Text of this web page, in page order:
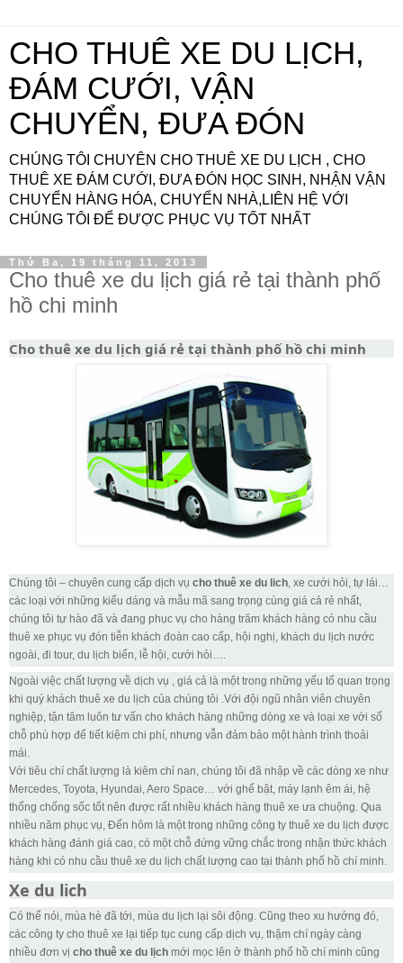
CHO THUÊ XE DU LỊCH,
ĐÁM CƯỚI, VẬN
CHUYỂN, ĐƯA ĐÓN
CHÚNG TÔI CHUYÊN CHO THUÊ XE DU LỊCH , CHO
THUÊ XE ĐÁM CƯỚI, ĐƯA ĐÓN HỌC SINH, NHẬN VẬN
CHUYỂN HÀNG HÓA, CHUYỂN NHÀ,LIÊN HỆ VỚI
CHÚNG TÔI ĐỂ ĐƯỢC PHỤC VỤ TỐT NHẤT
Thứ Ba, 19 tháng 11, 2013
Cho thuê xe du lịch giá rẻ tại thành phố
hồ chi minh
Cho thuê xe du lịch giá rẻ tại thành phố hồ chi minh
Chúng tôi – chuyên cung cấp dịch vụ cho thuê xe du lich, xe cưới hỏi, tự lái…
các loại với những kiểu dáng và mẫu mã sang trọng cùng giá cả rẻ nhất,
chúng tôi tự hào đã và đang phục vụ cho hàng trăm khách hàng có nhu cầu
thuê xe phục vụ đón tiễn khách đoàn cao cấp, hội nghị, khách du lịch nước
ngoài, đi tour, du lịch biển, lễ hội, cưới hỏi….
Ngoài việc chất lượng về dịch vụ , giá cả là một trong những yếu tố quan trọng
khi quý khách thuê xe du lịch của chúng tôi .Với đội ngũ nhân viên chuyên
nghiệp, tận tâm luôn tư vấn cho khách hàng những dòng xe và loại xe với số
chỗ phù hợp để tiết kiệm chi phí, nhưng vẫn đảm bảo một hành trình thoải
mái.
Với tiêu chí chất lượng là kiêm chỉ nan, chúng tôi đã nhập về các dòng xe như
Mercedes, Toyota, Hyundai, Aero Space… với ghế bật, máy lạnh êm ái, hệ
thống chống sốc tốt nên được rất nhiều khách hàng thuê xe ưa chuộng. Qua
nhiều năm phục vụ, Đến hôm là một trong những công ty thuê xe du lịch được
khách hàng đánh giá cao, có một chỗ đứng vững chắc trong nhận thức khách
hàng khi có nhu cầu thuê xe du lịch chất lượng cao tại thành phố hồ chí minh.
Xe du lich
Có thể nói, mùa hè đã tới, mùa du lịch lại sôi động. Cũng theo xu hướng đó,
các công ty cho thuê xe lại tiếp tục cung cấp dịch vụ, thậm chí ngày càng
nhiều đơn vị cho thuê xe du lịch mới mọc lên ở thành phố hồ chí minh cũng